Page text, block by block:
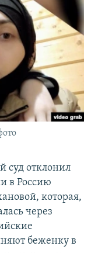
суд отклонил
в Россию
которая,
через
беженку в